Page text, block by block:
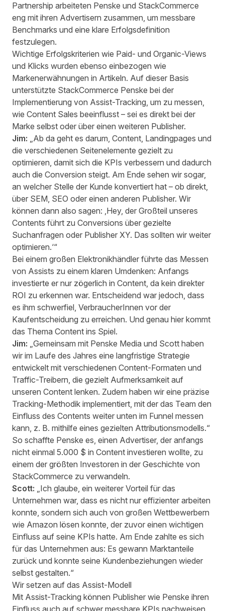
Partnership arbeiteten Penske und StackCommerce
eng mit ihren Advertisern zusammen, um messbare
Benchmarks und eine klare Erfolgsdefinition
festzulegen.
Wichtige Erfolgskriterien wie Paid- und Organic-Views
und Klicks wurden ebenso einbezogen wie
Markenerwähnungen in Artikeln. Auf dieser Basis
unterstützte StackCommerce Penske bei der
Implementierung von Assist-Tracking, um zu messen,
wie Content Sales beeinflusst – sei es direkt bei der
Marke selbst oder über einen weiteren Publisher.
Jim: „Ab da geht es darum, Content, Landingpages und
die verschiedenen Seitenelemente gezielt zu
optimieren, damit sich die KPIs verbessern und dadurch
auch die Conversion steigt. Am Ende sehen wir sogar,
an welcher Stelle der Kunde konvertiert hat – ob direkt,
über SEM, SEO oder einen anderen Publisher. Wir
können dann also sagen: ‚Hey, der Großteil unseres
Contents führt zu Conversions über gezielte
Suchanfragen oder Publisher XY. Das sollten wir weiter
optimieren.‘“
Bei einem großen Elektronikhändler führte das Messen
von Assists zu einem klaren Umdenken: Anfangs
investierte er nur zögerlich in Content, da kein direkter
ROI zu erkennen war. Entscheidend war jedoch, dass
es ihm schwerfiel, VerbraucherInnen vor der
Kaufentscheidung zu erreichen. Und genau hier kommt
das Thema Content ins Spiel.
Jim: „Gemeinsam mit Penske Media und Scott haben
wir im Laufe des Jahres eine langfristige Strategie
entwickelt mit verschiedenen Content-Formaten und
Traffic-Treibern, die gezielt Aufmerksamkeit auf
unseren Content lenken. Zudem haben wir eine präzise
Tracking-Methodik implementiert, mit der das Team den
Einfluss des Contents weiter unten im Funnel messen
kann, z. B. mithilfe eines gezielten Attributionsmodells.“
So schaffte Penske es, einen Advertiser, der anfangs
nicht einmal 5.000 $ in Content investieren wollte, zu
einem der größten Investoren in der Geschichte von
StackCommerce zu verwandeln.
Scott: „Ich glaube, ein weiterer Vorteil für das
Unternehmen war, dass es nicht nur effizienter arbeiten
konnte, sondern sich auch von großen Wettbewerbern
wie Amazon lösen konnte, der zuvor einen wichtigen
Einfluss auf seine KPIs hatte. Am Ende zahlte es sich
für das Unternehmen aus: Es gewann Marktanteile
zurück und konnte seine Kundenbeziehungen wieder
selbst gestalten.“
Wir setzen auf das Assist-Modell
Mit Assist-Tracking können Publisher wie Penske ihren
Einfluss auch auf schwer messbare KPIs nachweisen.